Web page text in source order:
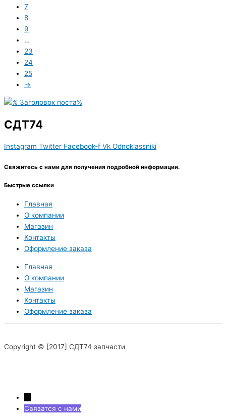
7
8
9
…
23
24
25
→
СДТ74
Instagram Twitter Facebook-f Vk Odnoklassniki
Свяжитесь с нами для получения подробной информации.
Быстрые ссылки
Главная
О компании
Магазин
Контакты
Оформление заказа
Главная
О компании
Магазин
Контакты
Оформление заказа
Copyright © [2017] СДТ74 запчасти
Связатся с нами